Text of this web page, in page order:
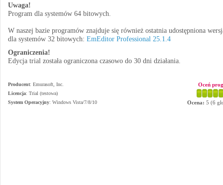
Uwaga!
Program dla systemów 64 bitowych.
W naszej bazie programów znajduje się również ostatnia udostępniona
dla systemów 32 bitowych: EmEditor Professional 25.1.4
Ograniczenia!
Edycja trial została ograniczona czasowo do 30 dni działania.
Producent: Emurasoft, Inc.
Licencja: Trial (testowa)
System Operacyjny: Windows Vista/7/8/10
Oceń
Ocena: 5 (6